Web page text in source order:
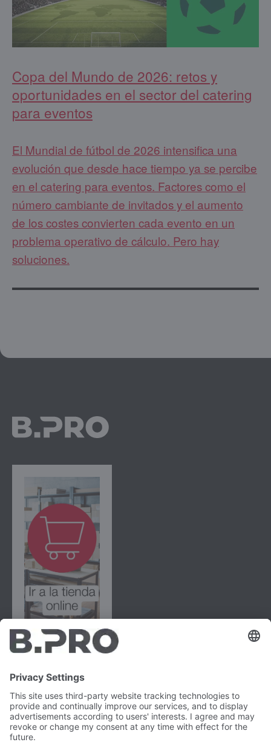
Copa del Mundo de 2026: retos y
oportunidades en el sector del catering
para eventos
El Mundial de fútbol de 2026 intensifica una
evolución que desde hace tiempo ya se percibe
en el catering para eventos. Factores como el
número cambiante de invitados y el aumento
de los costes convierten cada evento en un
problema operativo de cálculo. Pero hay
soluciones.
B.PRO GmbH
Flehinger Straße 59
75038 Oberderdingen